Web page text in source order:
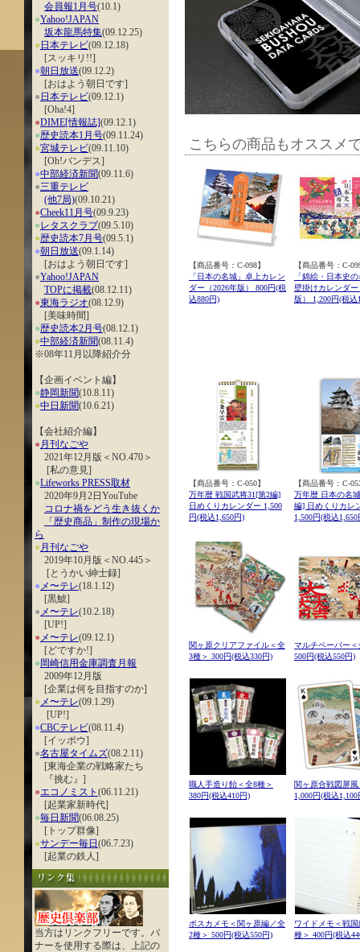
会員報1月号(10.1)
●Yahoo!JAPAN
坂本龍馬特集(09.12.25)
● 日本テレビ(09.12.18)
[スッキリ!!]
●朝日放送(09.12.2)
[おはよう朝日です]
● 日本テレビ(09.12.1)
[Oha!4]
●DIME[情報誌](09.12.1)
●歴史読本1月号(09.11.24)
●宮城テレビ(09.11.10)
[Oh!バンデス]
●中部経済新聞(09.11.6)
●三重テレビ
(他7局)(09.10.21)
●Cheek11月号(09.9.23)
●レタスクラブ(09.5.10)
●歴史読本7月号(09.5.1)
●朝日放送(09.1.14)
[おはよう朝日です]
●Yahoo!JAPAN
TOPに掲載(08.12.11)
●東海ラジオ(08.12.9)
[美味時間]
●歴史読本2月号(08.12.1)
●中部経済新聞(08.11.4)
※08年11月以降紹介分
【企画イベント編】
●静岡新聞(10.8.11)
●中日新聞(10.6.21)
【会社紹介編】
● 月刊なごや
2021年12月版＜NO.470＞
[私の意見]
●Lifeworks PRESS取材
2020年9月2日YouTube
コロナ禍をどう生き抜くか
「歴史商品」制作の現場か
ら
● 月刊なごや
2019年10月版＜NO.445＞
[とうかい紳士録]
● メ〜テレ(18.1.12)
[黒鯱]
● メ〜テレ(10.2.18)
[UP!]
● メ〜テレ(09.12.1)
[どですか!]
● 岡崎信用金庫調査月報
2009年12月版
[企業は何を目指すのか]
● メ〜テレ(09.1.29)
[UP!]
●CBCテレビ(08.11.4)
[イッポウ]
●名古屋タイムズ(08.2.11)
[東海企業の戦略家たち
『挑む』]
●エコノミスト (06.11.21)
[起業家新時代]
●毎日新聞(06.08.25)
[トップ群像]
●サンデー毎日 (06.7.23)
[起業の鉄人]
当方はリンクフリーです。バ
ナーを使用する際は、上記の
こちらの商品もオススメ
【商品番号：C-098】
「日本の名城」卓上カレン
ダー（2026年版） 800円(税
込880円)
【商品番号：C-
「錦絵・日本史
壁掛けカレンダー
版） 1,200円(税込
【商品番号：C-050】
万年暦 戦国武将31[第2編]
日めくりカレンダー 1,500
円(税込1,650円)
【商品番号：C-
万年暦 日本の名
編] 日めくりカレ
1,500円(税込1,650
関ヶ原クリアファイル＜全
3種＞ 300円(税込330円)
マルチペーパー＜
500円(税込550円)
職人手造り飴＜全8種＞
380円(税込410円)
関ヶ原合戦図屏
1,000円(税込1,100
ポスカメモ＜関ヶ原編／全
2種＞ 500円(税込550円)
ワイドメモ＜戦国
種＞ 400円(税込